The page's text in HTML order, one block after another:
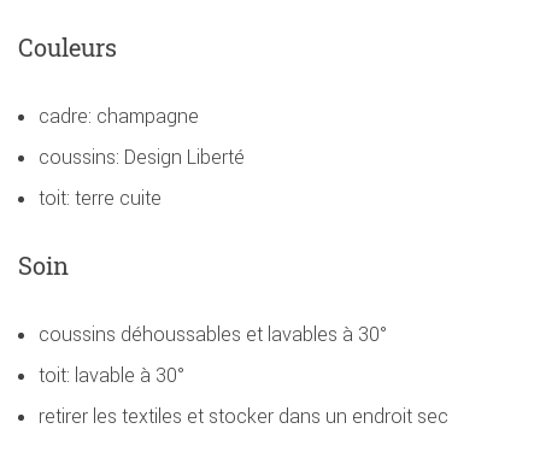
Couleurs
cadre: champagne
coussins: Design Liberté
toit: terre cuite
Soin
coussins déhoussables et lavables à 30°
toit: lavable à 30°
retirer les textiles et stocker dans un endroit sec